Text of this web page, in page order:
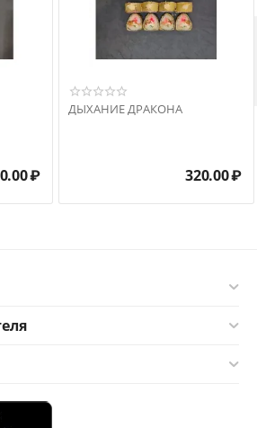
₽
ДЫХАНИЕ ДРАКОНА
320.00₽